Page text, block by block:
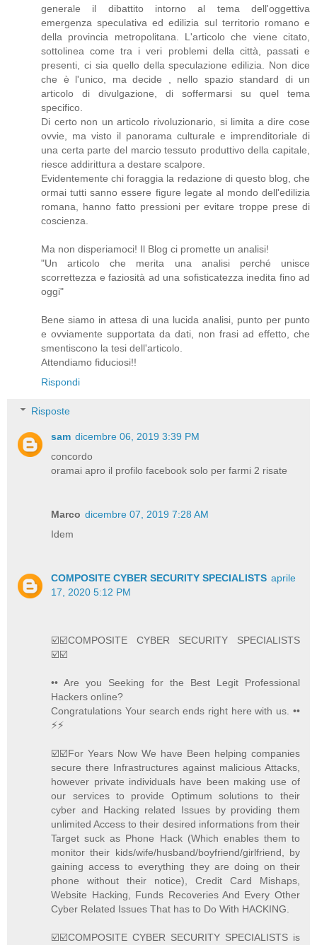
generale il dibattito intorno al tema dell'oggettiva
emergenza speculativa ed edilizia sul territorio romano e
della provincia metropolitana. L'articolo che viene citato,
sottolinea come tra i veri problemi della città, passati e
presenti, ci sia quello della speculazione edilizia. Non dice
che è l'unico, ma decide , nello spazio standard di un
articolo di divulgazione, di soffermarsi su quel tema
specifico.
Di certo non un articolo rivoluzionario, si limita a dire cose
ovvie, ma visto il panorama culturale e imprenditoriale di
una certa parte del marcio tessuto produttivo della capitale,
riesce addirittura a destare scalpore.
Evidentemente chi foraggia la redazione di questo blog, che
ormai tutti sanno essere figure legate al mondo dell'edilizia
romana, hanno fatto pressioni per evitare troppe prese di
coscienza.
Ma non disperiamoci! Il Blog ci promette un analisi!
"Un articolo che merita una analisi perché unisce
scorrettezza e faziosità ad una sofisticatezza inedita fino ad
oggi"
Bene siamo in attesa di una lucida analisi, punto per punto
e ovviamente supportata da dati, non frasi ad effetto, che
smentiscono la tesi dell'articolo.
Attendiamo fiduciosi!!
Rispondi
Risposte
sam dicembre 06, 2019 3:39 PM
concordo
oramai apro il profilo facebook solo per farmi 2 risate
Marco dicembre 07, 2019 7:28 AM
Idem
COMPOSITE CYBER SECURITY SPECIALISTS aprile
17, 2020 5:12 PM
☑️☑️COMPOSITE CYBER SECURITY SPECIALISTS
☑️☑️
•• Are you Seeking for the Best Legit Professional
Hackers online?
Congratulations Your search ends right here with us. ••
⚡️⚡️
☑️☑️For Years Now We have Been helping companies
secure there Infrastructures against malicious Attacks,
however private individuals have been making use of
our services to provide Optimum solutions to their
cyber and Hacking related Issues by providing them
unlimited Access to their desired informations from their
Target suck as Phone Hack (Which enables them to
monitor their kids/wife/husband/boyfriend/girlfriend, by
gaining access to everything they are doing on their
phone without their notice), Credit Card Mishaps,
Website Hacking, Funds Recoveries And Every Other
Cyber Related Issues That has to Do With HACKING.
☑️☑️COMPOSITE CYBER SECURITY SPECIALISTS is